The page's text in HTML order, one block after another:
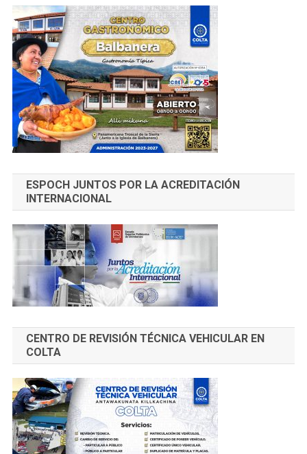
ESPOCH JUNTOS POR LA ACREDITACIÓN
INTERNACIONAL
CENTRO DE REVISIÓN TÉCNICA VEHICULAR EN
COLTA